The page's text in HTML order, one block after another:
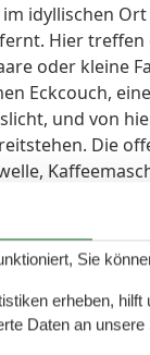
idyllischen
Hier
oder kleine
Eckcouch,
und von
Die
mit
mit
Das
mit
Sie
erheben,
Daten an